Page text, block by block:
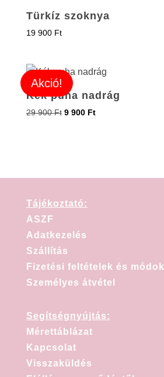
Türkíz szoknya
19 900 Ft
Akció!
Kék puha nadrág
29 900Ft 9 900 Ft
Tájékoztató:
ASZF
Adatkezelés
Szállítás
Fizetési feltételek és módok
Személyes átvétel
Segítségnyújtás:
Mérettáblázat
Kapcsolat
Visszaküldés